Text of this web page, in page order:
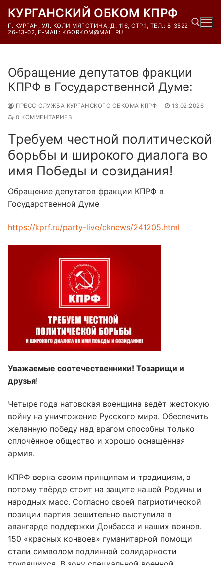
содержимому
КУРГАНСКИЙ ОБКОМ КПРФ
Г. КУРГАН, УЛ. КОЛИ МЯГОТИНА, Д. 116, СТР.1, ТЕЛ.: 8-3522-
26-13-02, E-MAIL: KGORKOM@MAIL.RU
Обращение депутатов фракции
КПРФ в Государственной Думе:
ПРЕСС-СЛУЖБА КУРГАНСКОГО ОБКОМА КПРФ
13.02.2026
0 КОММЕНТАРИЕВ
Требуем честной политической
борьбы и широкого диалога во
имя Победы и созидания!
Обращение депутатов фракции КПРФ в
Государственной Думе
https://kprf.ru/party-live/cknews/241205.html
Уважаемые соотечественники! Товарищи и
друзья!
Четыре года натовская военщина ведёт жестокую
войну на уничтожение Русского мира. Обеспечить
желанную победу над врагом способны только
сплочённое общество и хорошо оснащённая
армия.
КПРФ верна своим принципам и традициям, а
потому твёрдо стоит на защите нашей Родины и
народных масс. Согласно своей патриотической
позиции партия решительно выступила в
авангарде поддержки Донбасса и наших воинов.
150 «красных конвоев» гуманитарной помощи
стали символом подлинной солидарности